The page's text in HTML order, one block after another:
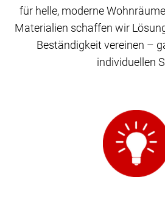
für helle, moderne
Materialien schaffen wir
Beständigkeit vereinen –
individuellen